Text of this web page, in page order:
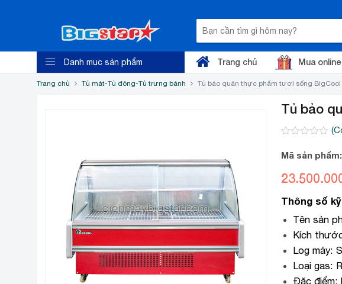
Danh mục sản phẩm Trang chủ Mua
Trang chủ Tủ mát-Tủ đông-Tủ trưng bánh Tủ bảo quản thực phẩm tươi sống BigCool
Tủ bảo
trên
5
trên
giá
Mã sản phẩm:
Thông số
Tên sản
Kích
Log máy:
Loại gas:
Đặc điểm: